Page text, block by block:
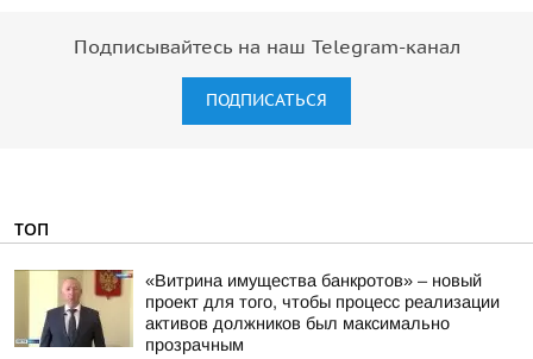
Подписывайтесь на наш Telegram-канал
ПОДПИСАТЬСЯ
ТОП
«Витрина имущества банкротов» – новый
проект для того, чтобы процесс реализации
активов должников был максимально
прозрачным